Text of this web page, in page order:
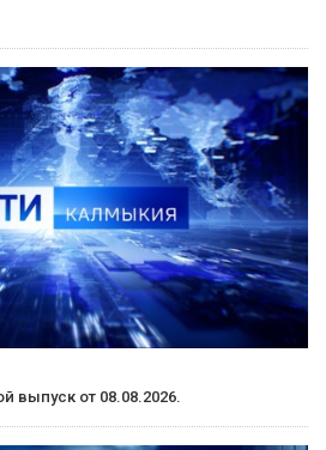
выпуск от 08.08.2026.